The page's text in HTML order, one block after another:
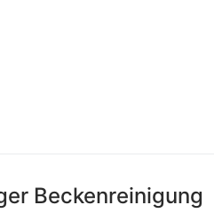
Beckenreinigung